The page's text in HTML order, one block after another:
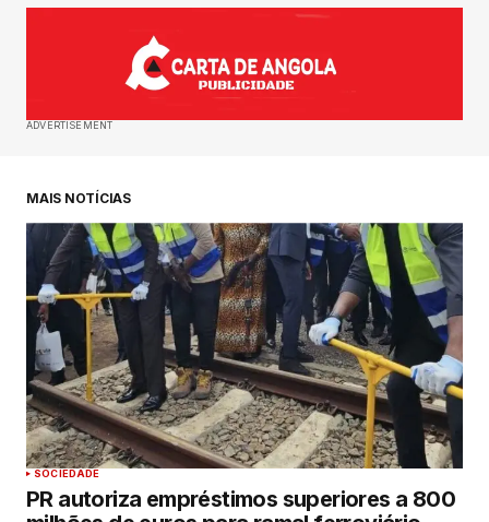
ADVERTISEMENT
MAIS NOTÍCIAS
SOCIEDADE
PR autoriza empréstimos superiores a 800